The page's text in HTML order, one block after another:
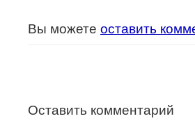
Вы можете оставить
Оставить комментарий